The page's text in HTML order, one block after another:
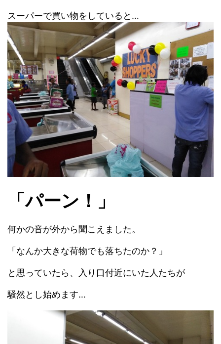
スーパーで買い物をしていると…
「パーン！」
何かの音が外から聞こえました。
「なんか大きな荷物でも落ちたのか？」
と思っていたら、入り口付近にいた人たちが
騒然とし始めます…